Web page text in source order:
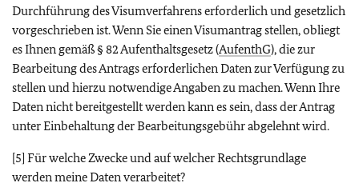
Durchführung des Visumverfahrens erforderlich und gesetzlich
vorgeschrieben ist. Wenn Sie einen Visumantrag stellen, obliegt
es Ihnen gemäß § 82 Aufenthaltsgesetz (AufenthG), die zur
Bearbeitung des Antrags erforderlichen Daten zur Verfügung zu
stellen und hierzu notwendige Angaben zu machen. Wenn Ihre
Daten nicht bereitgestellt werden kann es sein, dass der Antrag
unter Einbehaltung der Bearbeitungsgebühr abgelehnt wird.
[5] Für welche Zwecke und auf welcher Rechtsgrundlage
werden meine Daten verarbeitet?